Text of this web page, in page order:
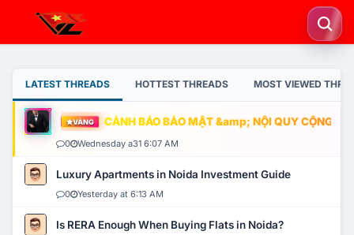
LATEST THREADS HOTTEST THREADS MOST VIEWED
VÀNG CẢNH BÁO BẢO MẬT &amp; NỘI QUY CỘNG
0 Wednesday a31 6:07 AM
Luxury Apartments in Noida Investment Guide
0 Yesterday at 6:13 AM
Is RERA Enough When Buying Flats in Noida?